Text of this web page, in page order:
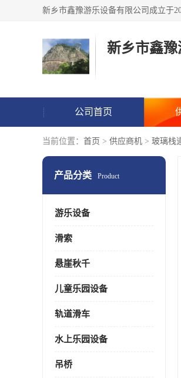
新乡市鑫
公司首页
当前位置： 首页 > 供应商机 > 玻璃栈
产品分类 Product
游乐设备
滑索
悬崖秋千
儿童乐园设备
轨道滑车
水上乐园设备
吊桥